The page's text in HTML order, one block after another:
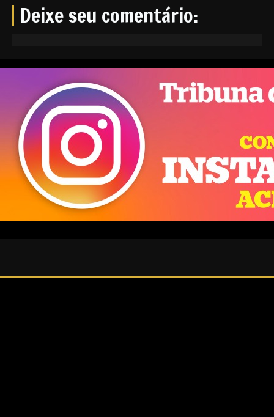
Deixe seu comentário: